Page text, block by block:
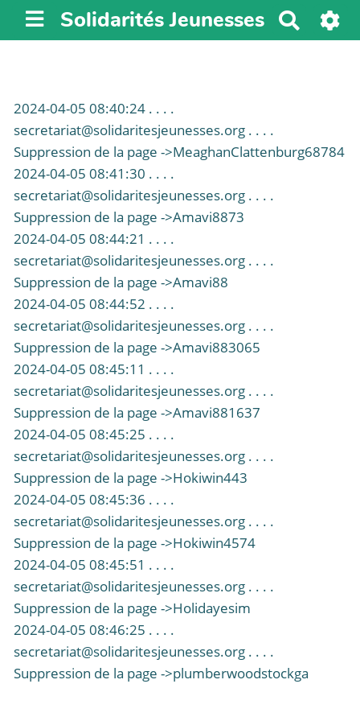
Solidarités Jeunesses
e
h
2024-04-05 08:40:24 . . . .
secretariat@solidaritesjeunesses.org . . . .
Suppression de la page ->MeaghanClattenburg68784
2024-04-05 08:41:30 . . . .
secretariat@solidaritesjeunesses.org . . . .
Suppression de la page ->Amavi8873
2024-04-05 08:44:21 . . . .
secretariat@solidaritesjeunesses.org . . . .
Suppression de la page ->Amavi88
2024-04-05 08:44:52 . . . .
secretariat@solidaritesjeunesses.org . . . .
Suppression de la page ->Amavi883065
2024-04-05 08:45:11 . . . .
secretariat@solidaritesjeunesses.org . . . .
Suppression de la page ->Amavi881637
2024-04-05 08:45:25 . . . .
secretariat@solidaritesjeunesses.org . . . .
Suppression de la page ->Hokiwin443
2024-04-05 08:45:36 . . . .
secretariat@solidaritesjeunesses.org . . . .
Suppression de la page ->Hokiwin4574
2024-04-05 08:45:51 . . . .
secretariat@solidaritesjeunesses.org . . . .
Suppression de la page ->Holidayesim
2024-04-05 08:46:25 . . . .
secretariat@solidaritesjeunesses.org . . . .
Suppression de la page ->plumberwoodstockga